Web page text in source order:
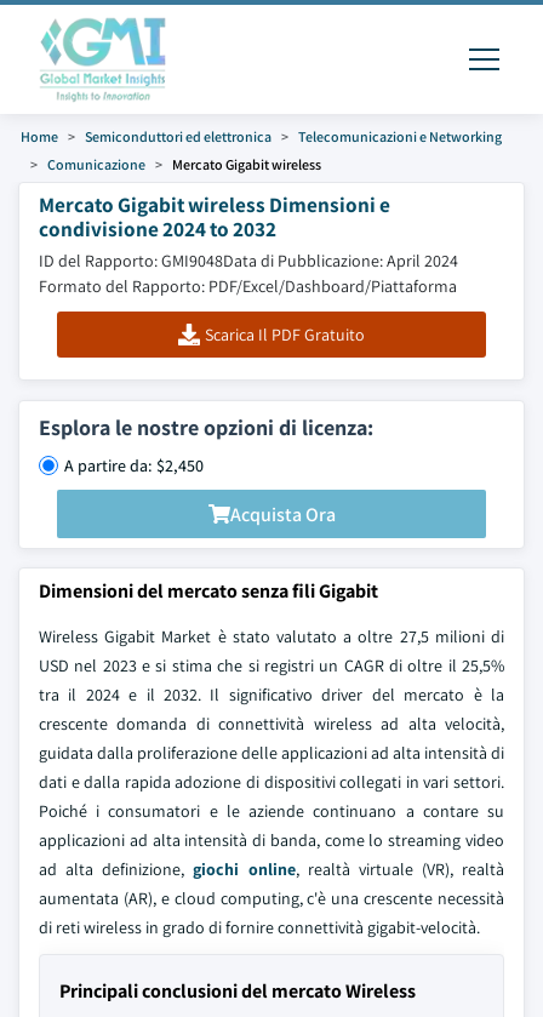
Home Semiconduttori ed elettronica
Telecomunicazioni e Networking
Comunicazione
Mercato Gigabit wireless
Mercato Gigabit wireless Dimensioni e
condivisione 2024 to 2032
ID del Rapporto: GMI9048Data di Pubblicazione: April 2024
Formato del Rapporto: PDF/Excel/Dashboard/Piattaforma
Scarica Il PDF Gratuito
Esplora le nostre opzioni di licenza:
A partire da: $2,450
Acquista Ora
Dimensioni del mercato senza fili Gigabit
Wireless Gigabit Market è stato valutato a oltre 27,5 milioni di
USD nel 2023 e si stima che si registri un CAGR di oltre il 25,5%
tra il 2024 e il 2032. Il significativo driver del mercato è la
crescente domanda di connettività wireless ad alta velocità,
guidata dalla proliferazione delle applicazioni ad alta intensità di
dati e dalla rapida adozione di dispositivi collegati in vari settori.
Poiché i consumatori e le aziende continuano a contare su
applicazioni ad alta intensità di banda, come lo streaming video
ad alta definizione,giochi online, realtà virtuale (VR), realtà
aumentata (AR), e cloud computing, c'è una crescente necessità
di reti wireless in grado di fornire connettività gigabit-velocità.
Principali conclusioni del mercato Wireless